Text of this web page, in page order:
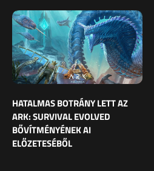
HATALMAS BOTRÁNY LETT AZ
ARK: SURVIVAL EVOLVED
BŐVÍTMÉNYÉNEK AI
ELŐZETESÉBŐL